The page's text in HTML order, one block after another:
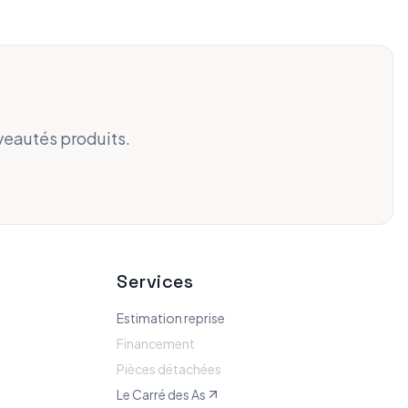
produits.
Services
Estimation reprise
Financement
Pièces détachées
Le Carré des As